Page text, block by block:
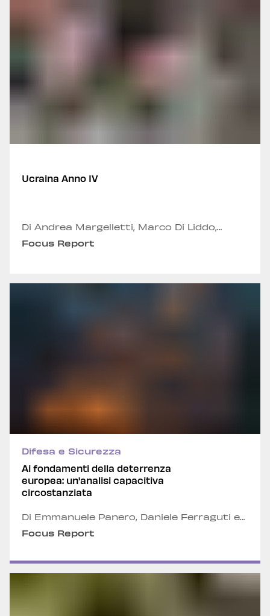
Ucraina Anno IV
Di Andrea Margelletti, Marco Di Liddo,
Alessio Stilo e Elisa Querini
Focus Report
Difesa e Sicurezza
Ai fondamenti della deterrenza
europea: un'analisi capacitiva
circostanziata
Di Emmanuele Panero, Daniele Ferraguti e
Focus Report